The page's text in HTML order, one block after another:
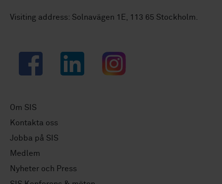
Visiting address: Solnavägen 1E, 113 65 Stockholm.
Facebook LinkedIn Instagram
Om SIS
Kontakta oss
Jobba på SIS
Medlem
Nyheter och Press